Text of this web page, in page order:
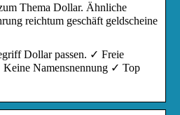
Thema Dollar. Ähnliche
reichtum geschäft geldscheine
Dollar passen. ✓ Freie
Namensnennung ✓ Top